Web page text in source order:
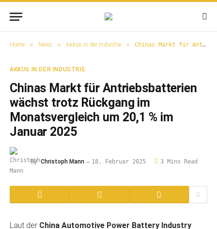
Home » News » Akkus in der Industrie » Chinas Markt für Antriebsbatterien wächst trotz Rückgang im Monatsvergleich um 20,1 % im Januar 2025
AKKUS IN DER INDUSTRIE
Chinas Markt für Antriebsbatterien
wächst trotz Rückgang im
Monatsvergleich um 20,1 % im
Januar 2025
By Christoph Mann 18. Februar 2025 3 Mins Read
Laut der China Automotive Power Battery Industry